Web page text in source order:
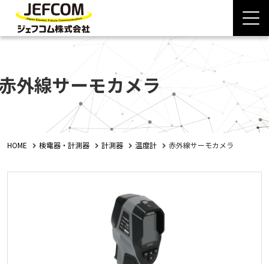
外線サーモカメラ
HOME 検電器・計測器 計測器 温度計 赤外線サーモカメラ